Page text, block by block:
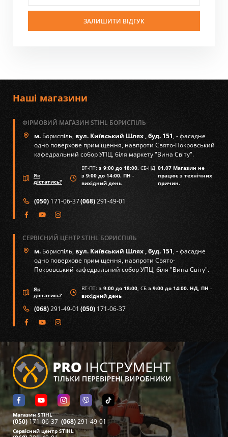
ЗАЛИШИТИ ВІДГУК
Наші магазини
ФІРМОВИЙ МАГАЗИН STIHL БОРИСПІЛЬ
м. Бориспіль,вул. Київський Шлях , буд. 151, - фасадне
одно поверхове приміщення, навпроти Свято-Покровський
кафедральний собор УПЦ, біля маркету "Вина Світу".
Як
дістатись?
ВТ-ПТ: з 9:00 до 18:00, СБ-НД
з 9:00 до 14:00. ПН -
вихідний день
01.07 Магазин не
працює з технічних
причин.
(050) 171-06-37(068)291-49-01
СЕРВІСНИЙ ЦЕНТР STIHL БОРИСПІЛЬ
м. Бориспіль,вул. Київський Шлях , буд. 151, - фасадне
одно поверхове приміщення, навпроти Свято-
Покровський кафедральний собор УПЦ, біля "Вина Світу".
Як
дістатись?
ВТ-ПТ: з 9:00 до 18:00, СБ з 9:00 до 14:00. НД, ПН -
вихідний день
(068)291-49-01 (050) 171-06-37
Магазин STIHL
(050)171-06-37 (068)291-49-01
Сервісний центр STIHL